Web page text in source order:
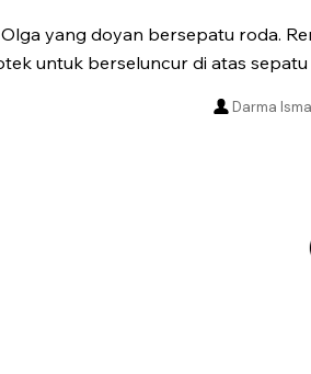
yang doyan bersepatu roda.
untuk berseluncur di atas sepatu
Darma